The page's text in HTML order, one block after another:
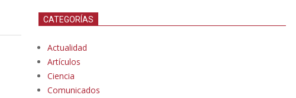
CATEGORÍAS
Actualidad
Artículos
Ciencia
Comunicados